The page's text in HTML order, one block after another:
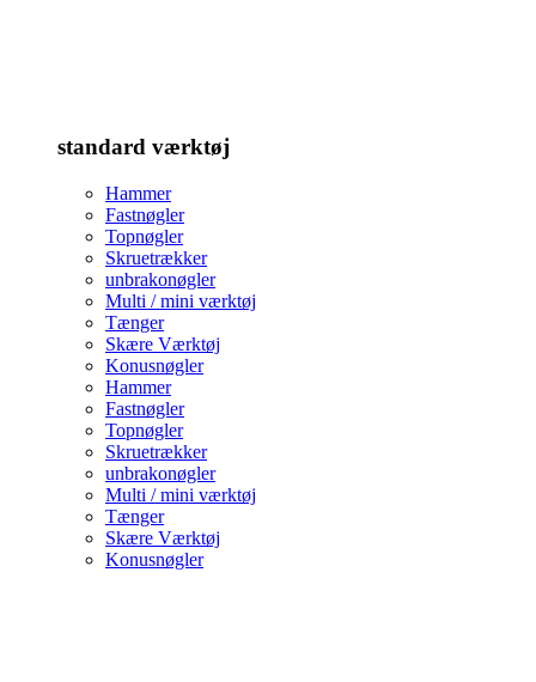
standard værktøj
Hammer
Fastnøgler
Topnøgler
Skruetrækker
unbrakonøgler
Multi / mini værktøj
Tænger
Skære Værktøj
Konusnøgler
Hammer
Fastnøgler
Topnøgler
Skruetrækker
unbrakonøgler
Multi / mini værktøj
Tænger
Skære Værktøj
Konusnøgler